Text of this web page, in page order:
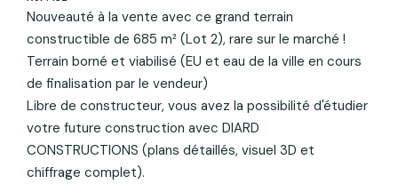
Nouveauté à la vente avec ce grand terrain
constructible de 685 m² (Lot 2), rare sur le marché !
Terrain borné et viabilisé (EU et eau de la ville en cours
de finalisation par le vendeur)
Libre de constructeur, vous avez la possibilité d'étudier
votre future construction avec DIARD
CONSTRUCTIONS (plans détaillés, visuel 3D et
chiffrage complet).